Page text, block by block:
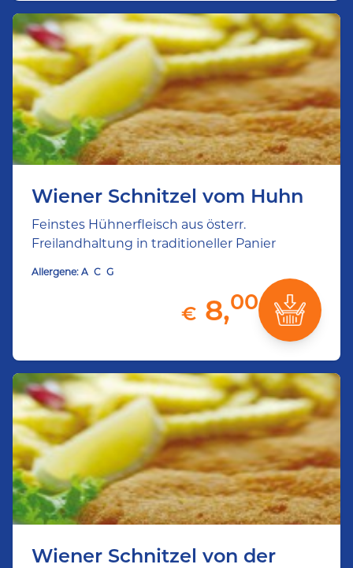
Wiener Schnitzel vom Huhn
Feinstes Hühnerfleisch aus österr.
Freilandhaltung in traditioneller Panier
Allergene: A C G
€ 8,00
Wiener Schnitzel von der